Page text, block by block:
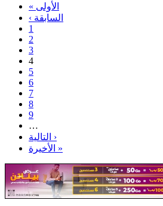
« الأولى
‹ السابقة
1
2
3
4
5
6
7
8
9
…
التالية ›
الأخيرة »